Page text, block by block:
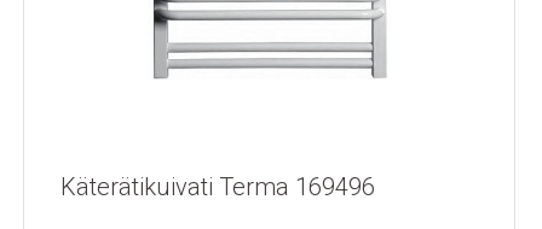
Käterätikuivati Terma 169496